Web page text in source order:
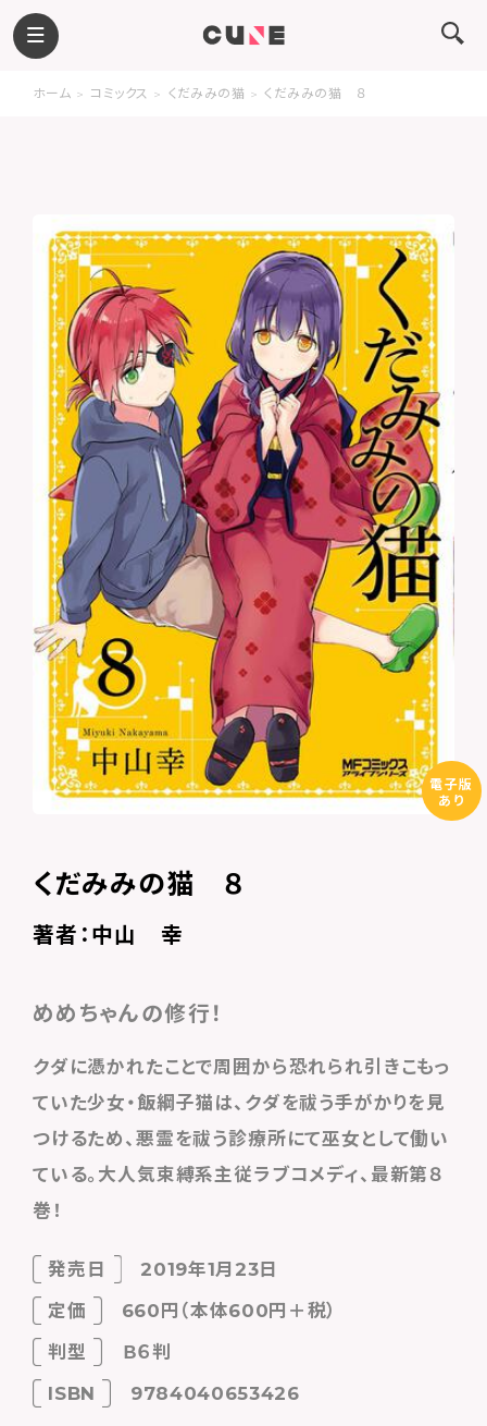
ホーム コミックス くだみみの猫 くだみみの猫 ８
電子版
あり
くだみみの猫 ８
著者：中山 幸
めめちゃんの修行！
クダに憑かれたことで周囲から恐れられ引きこもっ
ていた少女・飯綱子猫は、クダを祓う手がかりを見
つけるため、悪霊を祓う診療所にて巫女として働い
ている。大人気束縛系主従ラブコメディ、最新第８
巻！
発売日
2019年1月23日
定価
660円（本体600円＋税）
判型
Ｂ６判
ISBN
9784040653426